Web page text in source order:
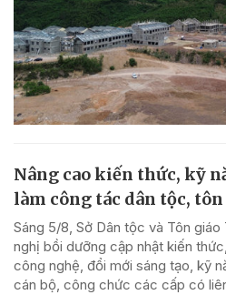
Nâng cao kiến thức, kỹ
làm công tác dân tộc,
Sáng 5/8, Sở Dân tộc và Tôn
nghị bồi dưỡng cập nhật kiến
công nghệ, đổi mới sáng tạo, kỹ
cán bộ, công chức các cấp có